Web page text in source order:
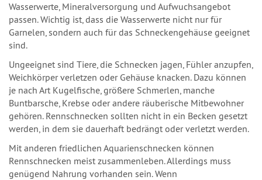
Wasserwerte, Mineralversorgung und Aufwuchsangebot
passen. Wichtig ist, dass die Wasserwerte nicht nur für
Garnelen, sondern auch für das Schneckengehäuse geeignet
sind.
Ungeeignet sind Tiere, die Schnecken jagen, Fühler anzupfen,
Weichkörper verletzen oder Gehäuse knacken. Dazu können
je nach Art Kugelfische, größere Schmerlen, manche
Buntbarsche, Krebse oder andere räuberische Mitbewohner
gehören. Rennschnecken sollten nicht in ein Becken gesetzt
werden, in dem sie dauerhaft bedrängt oder verletzt werden.
Mit anderen friedlichen Aquarienschnecken können
Rennschnecken meist zusammenleben. Allerdings muss
genügend Nahrung vorhanden sein. Wenn